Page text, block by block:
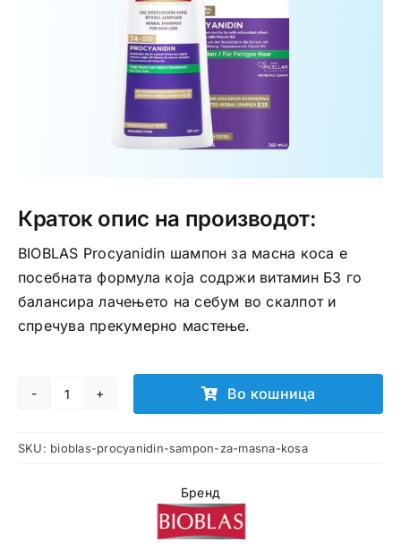
Медицински апрати
Краток опис на производот:
BIOBLAS Procyanidin шампон за масна коса е
посебната формула која содржи витамин Б3 го
балансира лачењето на себум во скалпот и
спречува прекумерно мастење.
BIOBLAS
шампон
Во кошница
SKU: bioblas-procyanidin-sampon-za-masna-kosa
Бренд